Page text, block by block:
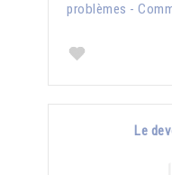
problèmes -
Le